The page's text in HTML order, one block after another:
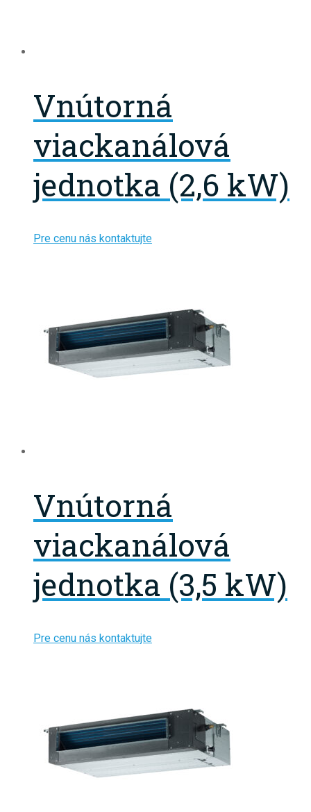
Vnútorná
viackanálová
jednotka (2,6 kW)
Pre cenu nás kontaktujte
Vnútorná
viackanálová
jednotka (3,5 kW)
Pre cenu nás kontaktujte